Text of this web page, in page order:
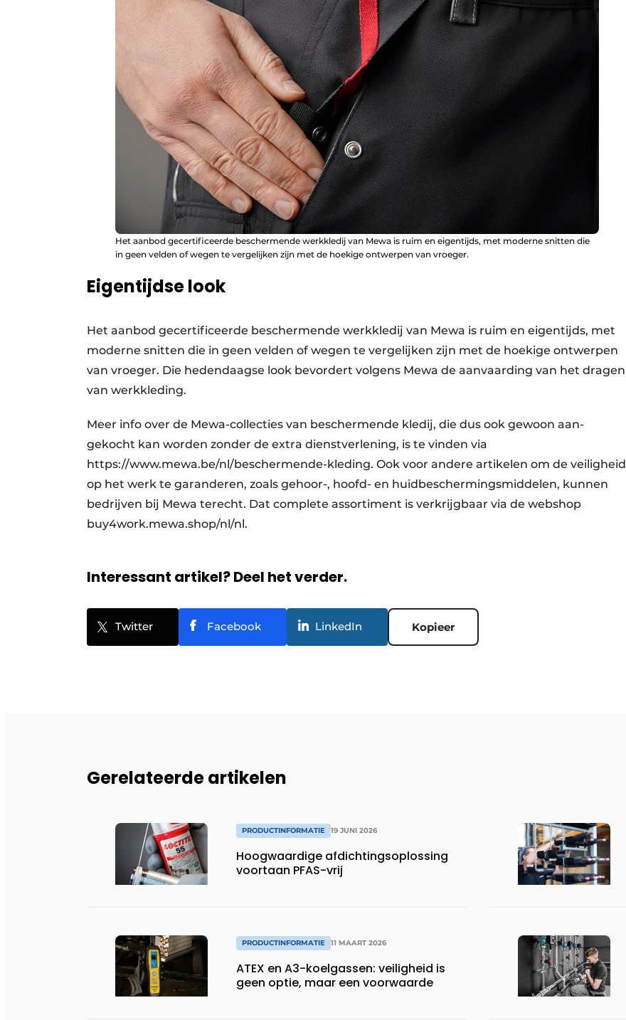
Het aanbod gecertificeerde beschermende werkkledij van Mewa is ruim en eigentijds, met moderne snitten die
in geen velden of wegen te vergelijken zijn met de hoekige ontwerpen van vroeger.
Eigentijdse look
Het aanbod gecertificeerde beschermende werk­kledij van Mewa is ruim en eigentijds, met
moderne snitten die in geen velden of wegen te ver­gelijken zijn met de hoekige ontwerpen
van vroeger. Die hedendaagse look bevordert volgens Mewa de aanvaarding van het dragen
van werkkleding.
Meer info over de Mewa-collecties van bescher­mende kledij, die dus ook gewoon aan­
gekocht kan worden zonder de extra dienst­verlening, is te vinden via
https://www.mewa.be/nl/beschermende-kleding. Ook voor andere artikelen om de veiligheid
op het werk te garanderen, zoals gehoor-, hoofd- en huidbeschermingsmiddelen, kunnen
bedrijven bij Mewa terecht. Dat complete assortiment is verkrijgbaar via de webshop
buy4work.mewa.shop/nl/nl.
Interessant artikel? Deel het verder.
Twitter Facebook LinkedIn Kopieer
Gerelateerde artikelen
PRODUCTINFORMATIE 19 JUNI 2026
Hoogwaardige afdichtingsoplossing
voortaan PFAS-vrij
PRODUCTINFORMATIE 11 MAART 2026
ATEX en A3-koelgassen: veiligheid is
geen optie, maar een voorwaarde